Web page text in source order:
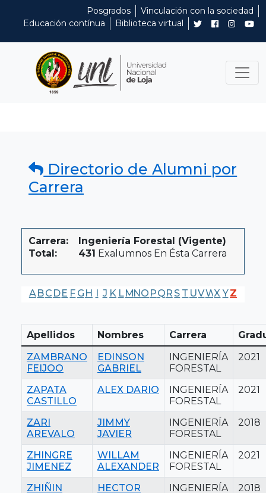
Posgrados
Vinculación con la sociedad
Educación contínua
Biblioteca virtual
Directorio de Alumni por
Carrera
Carrera:
Ingeniería Forestal (Vigente)
Total:
431 Exalumnos En Ésta Carrera
A BC DE F G H I J K LMNO PQR S T UVWX YZ
Apellidos Nombres Carrera
ZAMBRANO
FEIJOO
EDINSON
GABRIEL
INGENIERÍA
FORESTAL
2021
ZAPATA
CASTILLO
ALEX DARIO
INGENIERÍA
FORESTAL
2021
ZARI
AREVALO
JIMMY
JAVIER
INGENIERÍA
FORESTAL
2018
ZHINGRE
JIMENEZ
WILLAM
ALEXANDER
INGENIERÍA
FORESTAL
2021
ZHIÑIN
HECTOR
INGENIERÍA
2018